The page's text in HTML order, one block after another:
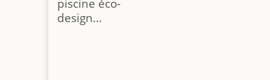
piscine éco-
design...